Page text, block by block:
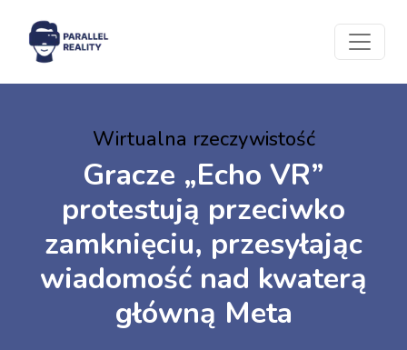
Wirtualna rzeczywistość
Gracze „Echo VR”
protestują przeciwko
zamknięciu, przesyłając
wiadomość nad kwaterą
główną Meta